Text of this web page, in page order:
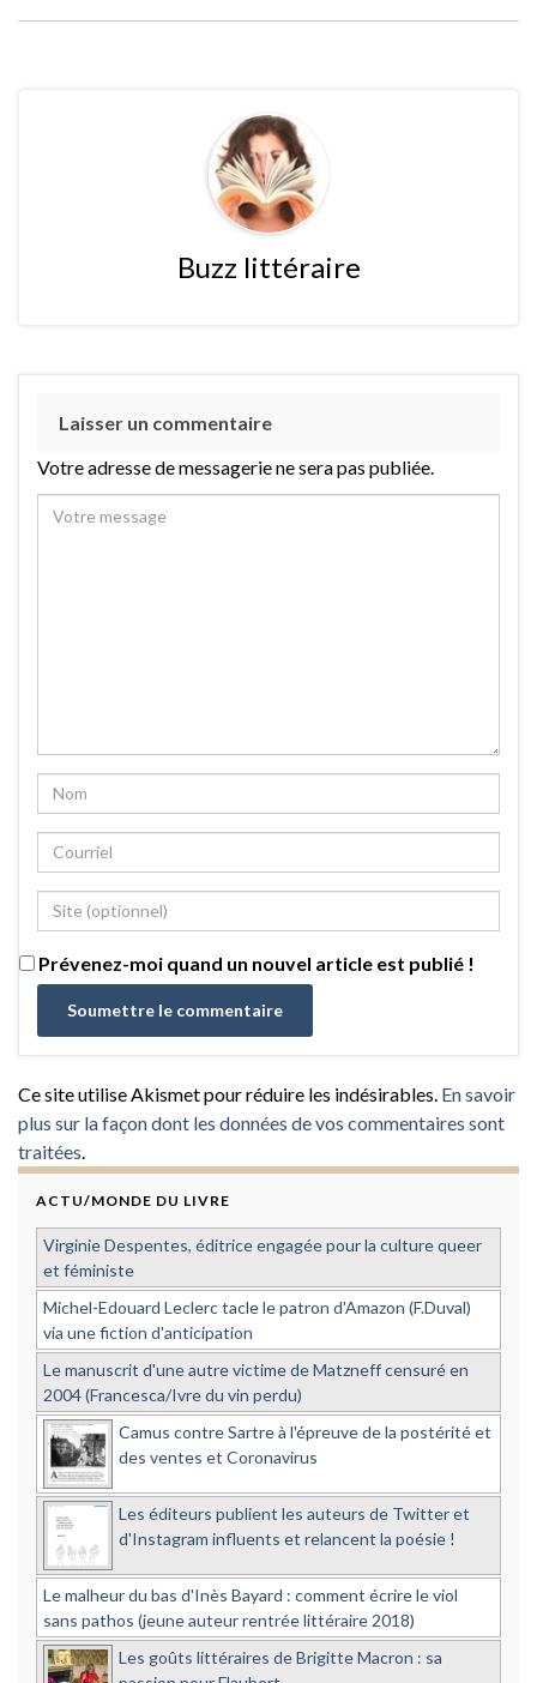
Buzz littéraire
Laisser un commentaire
Votre adresse de messagerie ne sera pas publiée.
Prévenez-moi quand un nouvel article est publié !
Ce site utilise Akismet pour réduire les indésirables. En savoir
plus sur la façon dont les données de vos commentaires sont
traitées
ACTU/MONDE DU LIVRE
Virginie Despentes, éditrice engagée pour la culture queer
et féministe
Michel-Edouard Leclerc tacle le patron d'Amazon (F.Duval)
via une fiction d'anticipation
Le manuscrit d'une autre victime de Matzneff censuré en
2004 (Francesca/Ivre du vin perdu)
Camus contre Sartre à l'épreuve de la postérité et
des ventes et Coronavirus
Les éditeurs publient les auteurs de Twitter et
d'Instagram influents et relancent la poésie !
Le malheur du bas d'Inès Bayard : comment écrire le viol
sans pathos (jeune auteur rentrée littéraire 2018)
Les goûts littéraires de Brigitte Macron : sa